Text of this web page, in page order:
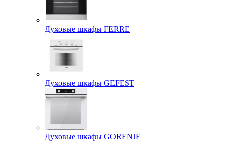
Духовые шкафы FERRE
Духовые шкафы GEFEST
Духовые шкафы GORENJE